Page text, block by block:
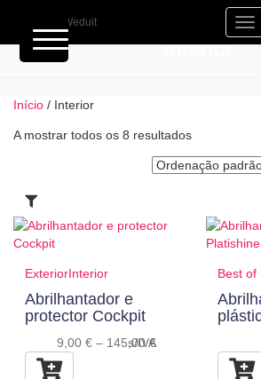
Interior
Início / Interior
A mostrar todos os 8 resultados
ExteriorInterior
Abrilhantador e
protector Cockpit
9,00 € – 145,00€
s/IVA
Best of